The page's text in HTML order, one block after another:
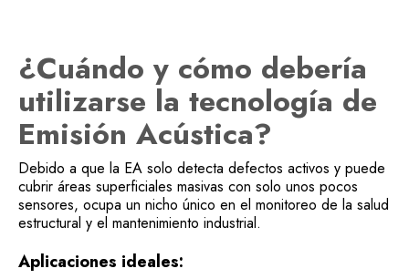
¿Cuándo y cómo debería
utilizarse la tecnología de
Emisión Acústica?
Debido a que la EA solo detecta defectos activos y puede
cubrir áreas superficiales masivas con solo unos pocos
sensores, ocupa un nicho único en el monitoreo de la salud
estructural y el mantenimiento industrial.
Aplicaciones ideales: